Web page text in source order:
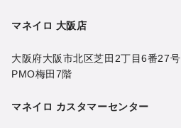
マネイロ 大阪店
大阪府大阪市北区芝田2丁目6番27号
PMO梅田7階
マネイロ カスタマーセンター